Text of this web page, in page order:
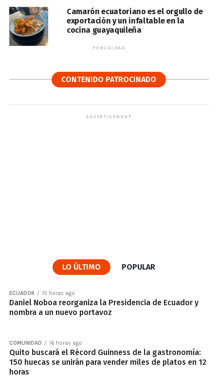
Camarón ecuatoriano es el orgullo de
exportación y un infaltable en la
cocina guayaquileña
PUBLICIDAD
CONTENIDO PATROCINADO
ADVERTISEMENT
LO ÚLTIMO POPULAR
ECUADOR 15 horas ago
Daniel Noboa reorganiza la Presidencia de Ecuador y
nombra a un nuevo portavoz
COMUNIDAD 16 horas ago
Quito buscará el Récord Guinness de la gastronomía:
150 huecas se unirán para vender miles de platos en 12
horas